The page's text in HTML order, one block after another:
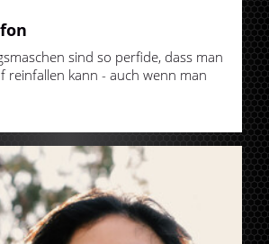
sind so perfide, dass man
reinfallen kann - auch wenn man